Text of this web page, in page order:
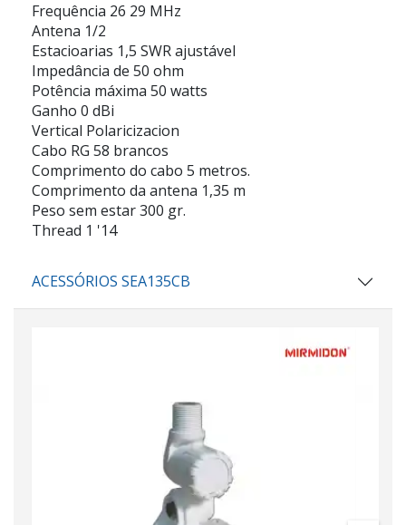
Frequência 26 29 MHz
Antena 1/2
Estacioarias 1,5 SWR ajustável
Impedância de 50 ohm
Potência máxima 50 watts
Ganho 0 dBi
Vertical Polaricizacion
Cabo RG 58 brancos
Comprimento do cabo 5 metros.
Comprimento da antena 1,35 m
Peso sem estar 300 gr.
Thread 1 '14
ACESSÓRIOS SEA135CB